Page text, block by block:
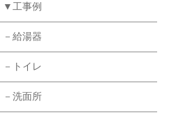
▼工事例
－給湯器
－トイレ
－洗面所